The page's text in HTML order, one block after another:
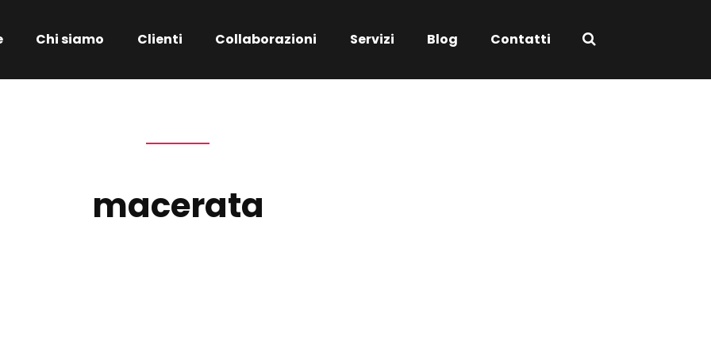
Chi siamo Clienti Collaborazioni Servizi Blog Contatti
macerata